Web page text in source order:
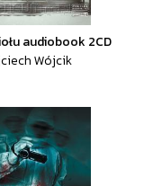
audiobook 2CD
Wójcik